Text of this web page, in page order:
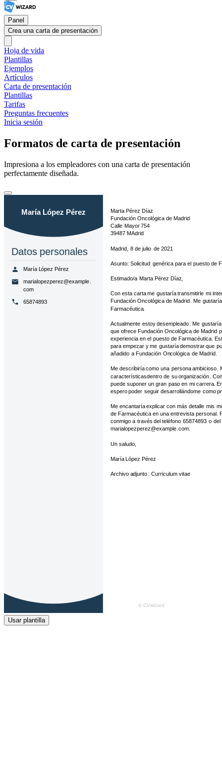
Panel
Crea una carta de presentación
Hoja de vida
Plantillas
Ejemplos
Artículos
Carta de presentación
Plantillas
Tarifas
Preguntas frecuentes
Inicia sesión
Formatos de carta de presentación
Impresiona a los empleadores con una carta de presentación
perfectamente diseñada.
Usar plantilla